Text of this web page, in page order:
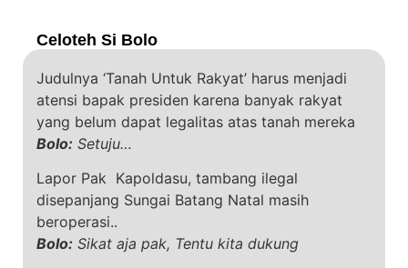
Celoteh Si Bolo
Judulnya ‘Tanah Untuk Rakyat’ harus menjadi
atensi bapak presiden karena banyak rakyat
yang belum dapat legalitas atas tanah mereka
Bolo: Setuju…
Lapor Pak Kapoldasu, tambang ilegal
disepanjang Sungai Batang Natal masih
beroperasi..
Bolo: Sikat aja pak, Tentu kita dukung